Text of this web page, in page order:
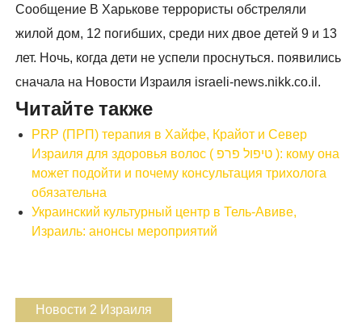
Сообщение В Харькове террористы обстреляли
жилой дом, 12 погибших, среди них двое детей 9 и 13
лет. Ночь, когда дети не успели проснуться. появились
сначала на Новости Израиля israeli-news.nikk.co.il.
Читайте также
PRP (ПРП) терапия в Хайфе, Крайот и Север
Израиля для здоровья волос ( טיפול פרפ ): кому она
может подойти и почему консультация трихолога
обязательна
Украинский культурный центр в Тель-Авиве,
Израиль: анонсы мероприятий
Новости 2 Израиля